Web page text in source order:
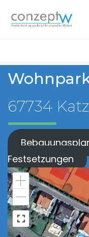
67734
Festsetzungen